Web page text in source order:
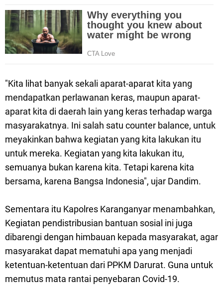
"Kita lihat banyak sekali aparat-aparat kita yang
mendapatkan perlawanan keras, maupun aparat-
aparat kita di daerah lain yang keras terhadap warga
masyarakatnya. Ini salah satu counter balance, untuk
meyakinkan bahwa kegiatan yang kita lakukan itu
untuk mereka. Kegiatan yang kita lakukan itu,
semuanya bukan karena kita. Tetapi karena kita
bersama, karena Bangsa Indonesia", ujar Dandim.
Sementara itu Kapolres Karanganyar menambahkan,
Kegiatan pendistribusian bantuan sosial ini juga
dibarengi dengan himbauan kepada masyarakat, agar
masyarakat dapat mematuhi apa yang menjadi
ketentuan-ketentuan dari PPKM Darurat. Guna untuk
memutus mata rantai penyebaran Covid-19.